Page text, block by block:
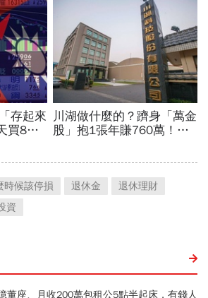
時候該停損 退休金
退休理財
資
董座、月收200萬包租公5點半起床，有錢人